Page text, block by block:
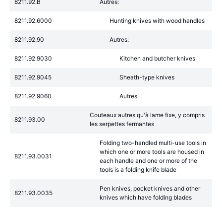
8211.92.B Autres:
8211.92.6000 Hunting knives with wood handles
8211.92.90 Autres:
8211.92.9030 Kitchen and butcher knives
8211.92.9045 Sheath-type knives
8211.92.9060 Autres
8211.93.00
Couteaux autres qu'à lame fixe, y compris
les serpettes fermantes
8211.93.0031
Folding two-handled multi-use tools in
which one or more tools are housed in
each handle and one or more of the
tools is a folding knife blade
8211.93.0035
Pen knives, pocket knives and other
knives which have folding blades